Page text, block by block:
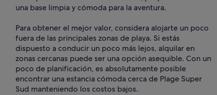
una base limpia y cómoda para la aventura.
Para obtener el mejor valor, considera alojarte un poco
fuera de las principales zonas de playa. Si estás
dispuesto a conducir un poco más lejos, alquilar en
zonas cercanas puede ser una opción asequible. Con un
poco de planificación, es absolutamente posible
encontrar una estancia cómoda cerca de Plage Super
Sud manteniendo los costos bajos.